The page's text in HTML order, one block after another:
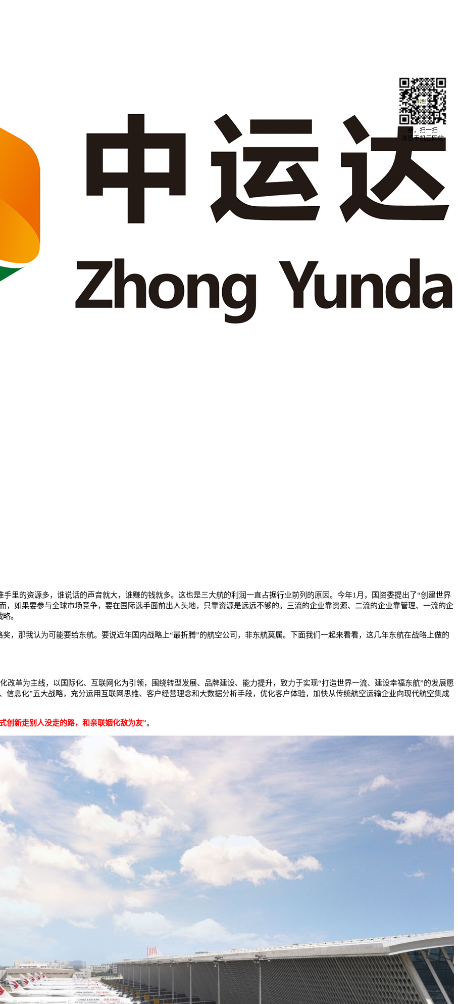
里的资源多，谁说话的声音就大，谁赚的钱就多。这也是三大航的利润一直占据行业前列的原因。今年1月，国资委提出了“创建世界
，如果要参与全球市场竞争，要在国际选手面前出人头地，只靠资源是远远不够的。三流的企业靠资源、二流的企业靠管理、一流的企
。
那我认为可能要给东航。要说近年国内战略上“最折腾”的航空公司，非东航莫属。下面我们一起来看看，这几年东航在战略上做的
革为主线，以国际化、互联网化为引领，围绕转型发展、品牌建设、能力提升，致力于实现“打造世界一流、建设幸福东航”的发展愿
信息化”五大战略，充分运用互联网思维、客户经营理念和大数据分析手段，优化客户体验，加快从传统航空运输企业向现代航空集成
创新走别人没走的路，和亲联姻化敌为友”。
亲，扫一扫
浏览手机云网站